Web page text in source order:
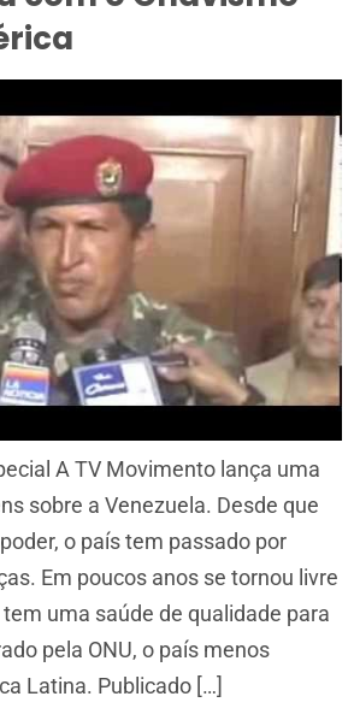
A TV Movimento lança uma
sobre a Venezuela. Desde que
o país tem passado por
Em poucos anos se tornou livre
uma saúde de qualidade para
pela ONU, o país menos
Latina. Publicado […]